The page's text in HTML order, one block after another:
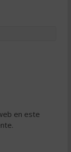
en este